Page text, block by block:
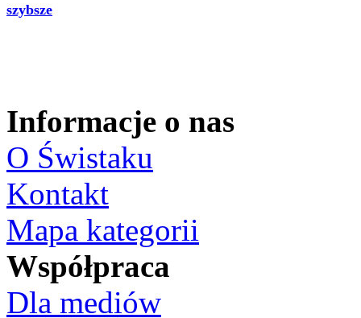
szybsze
Informacje o nas
O Świstaku
Kontakt
Mapa kategorii
Współpraca
Dla mediów